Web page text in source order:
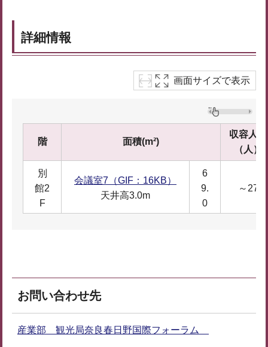
詳細情報
画面サイズで表示
階 面積(m²)
収容人数
（人）
別
館2
F
会議室7（GIF：16KB）
天井高3.0m
6
9.
0
～27
お問い合わせ先
産業部 観光局奈良春日野国際フォーラム